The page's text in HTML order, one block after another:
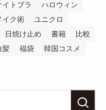
イトブラ
ハロウィン
イク術
ユニクロ
日焼け止め 書籍
比較
髪 福袋
韓国コスメ